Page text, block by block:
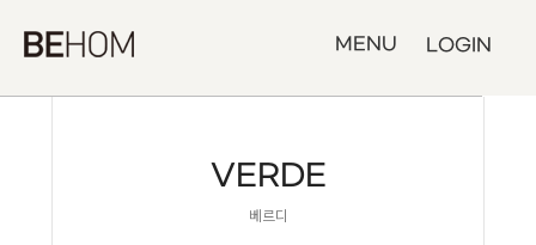
MENU LOGIN
VERDE
베르디